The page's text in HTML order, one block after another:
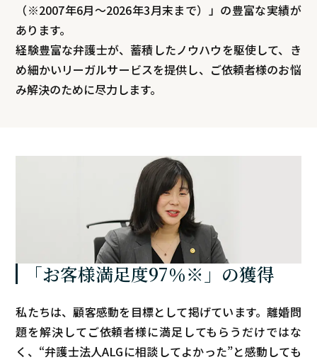
（※2007年6月～2026年3月末まで）」の豊富な実績が
あります。
経験豊富な弁護士が、蓄積したノウハウを駆使して、き
め細かいリーガルサービスを提供し、ご依頼者様のお悩
み解決のために尽力します。
「お客様満足度97％※」の獲得
私たちは、顧客感動を目標として掲げています。離婚問
題を解決してご依頼者様に満足してもらうだけではな
く、“弁護士法人ALGに相談してよかった”と感動しても